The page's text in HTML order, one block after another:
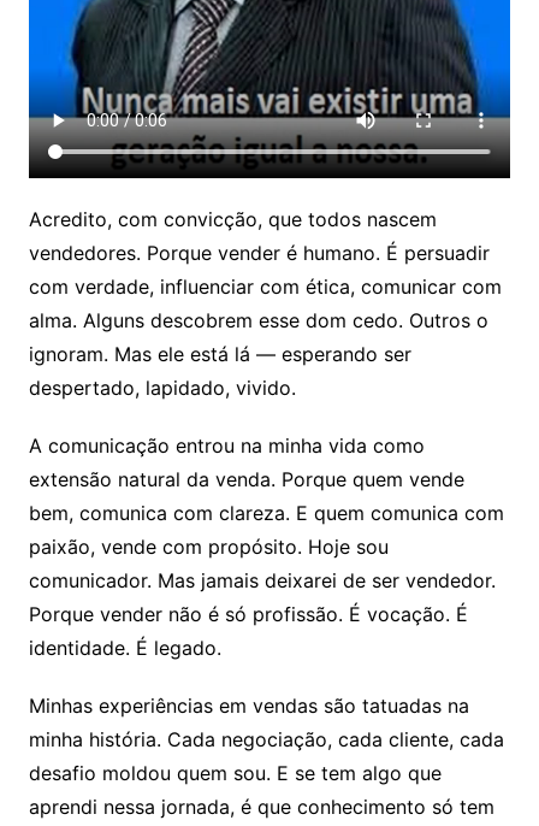
Acredito, com convicção, que todos nascem
vendedores. Porque vender é humano. É persuadir
com verdade, influenciar com ética, comunicar com
alma. Alguns descobrem esse dom cedo. Outros o
ignoram. Mas ele está lá — esperando ser
despertado, lapidado, vivido.
A comunicação entrou na minha vida como
extensão natural da venda. Porque quem vende
bem, comunica com clareza. E quem comunica com
paixão, vende com propósito. Hoje sou
comunicador. Mas jamais deixarei de ser vendedor.
Porque vender não é só profissão. É vocação. É
identidade. É legado.
Minhas experiências em vendas são tatuadas na
minha história. Cada negociação, cada cliente, cada
desafio moldou quem sou. E se tem algo que
aprendi nessa jornada, é que conhecimento só tem